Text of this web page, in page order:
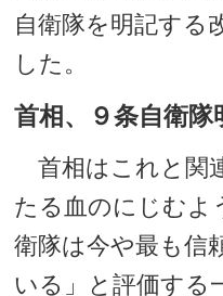
自衛隊を明記する
した。
首相、９条自衛
首相はこれと関
たる血のにじむよ
衛隊は今や最も信
いる」と評価する